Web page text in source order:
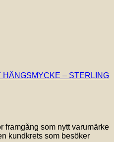
– STERLING
framgång som nytt varumärke
kundkrets som besöker